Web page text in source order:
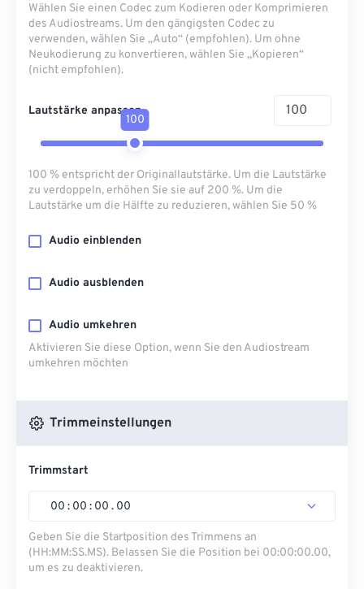
Wählen Sie einen Codec zum Kodieren oder Komprimieren
des Audiostreams. Um den gängigsten Codec zu
verwenden, wählen Sie „Auto“ (empfohlen). Um ohne
Neukodierung zu konvertieren, wählen Sie „Kopieren“
(nicht empfohlen).
Lautstärke anpassen
100
100 % entspricht der Originallautstärke. Um die Lautstärke
zu verdoppeln, erhöhen Sie sie auf 200 %. Um die
Lautstärke um die Hälfte zu reduzieren, wählen Sie 50 %
Audio einblenden
Audio ausblenden
Audio umkehren
Aktivieren Sie diese Option, wenn Sie den Audiostream
umkehren möchten
Trimmeinstellungen
Trimmstart
00 : 00 : 00 . 00
Geben Sie die Startposition des Trimmens an
(HH:MM:SS.MS). Belassen Sie die Position bei 00:00:00.00,
um es zu deaktivieren.